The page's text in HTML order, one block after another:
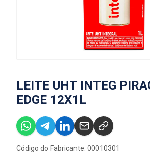
LEITE UHT INTEG
EDGE 12X1L
Código do Fabricante: 00010301